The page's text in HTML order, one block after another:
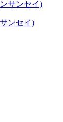
ンセイ)